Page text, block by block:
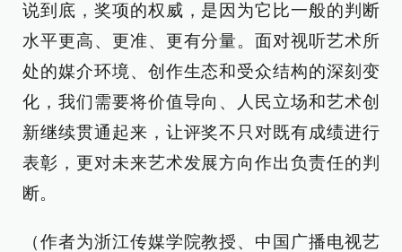
说到底，奖项的权威，是因为它比一般的判断
水平更高、更准、更有分量。面对视听艺术所
处的媒介环境、创作生态和受众结构的深刻变
化，我们需要将价值导向、人民立场和艺术创
新继续贯通起来，让评奖不只对既有成绩进行
表彰，更对未来艺术发展方向作出负责任的判
断。
（作者为浙江传媒学院教授、中国广播电视艺